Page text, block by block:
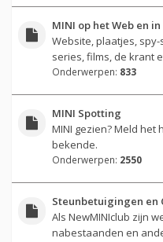
MINI op het Web en
Website, plaatjes, spy-
series, films, de krant
Onderwerpen: 833
MINI Spotting
MINI gezien? Meld het
bekende.
Onderwerpen: 2550
Steunbetuigingen en
Als NewMINIclub zijn
nabestaanden en